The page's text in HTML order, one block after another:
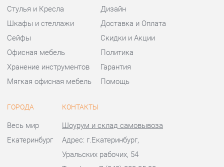
ГОРОДА КОНТАКТЫ
Уральских рабочих, 54
Телефон: +7 (343) 383-35-98
Отправить сообщение
© 2009-2026 Офисная мебель Екатеринбург